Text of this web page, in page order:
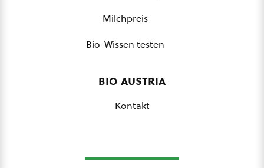
Milchpreis
Bio-Wissen testen
bio austria
Kontakt